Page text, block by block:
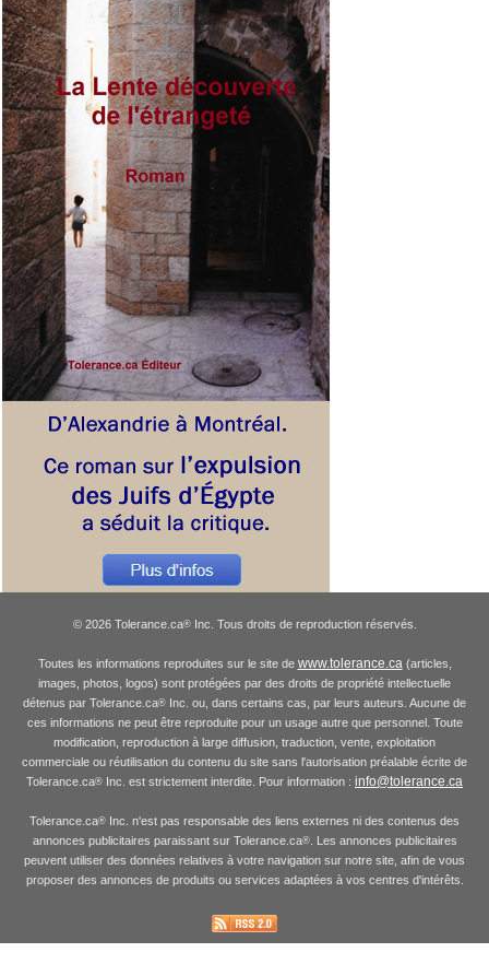
© 2026 Tolerance.ca®Inc. Tous droits de reproduction réservés.
Toutes les informations reproduites sur le site de www.tolerance.ca(articles,
images, photos, logos) sont protégées par des droits de propriété intellectuelle
détenus par Tolerance.ca® Inc. ou, dans certains cas, par leurs auteurs. Aucune de
ces informations ne peut être reproduite pour un usage autre que personnel. Toute
modification, reproduction à large diffusion, traduction, vente, exploitation
commerciale ou réutilisation du contenu du site sans l'autorisation préalable écrite de
Tolerance.ca® Inc. est strictement interdite. Pour information : info@tolerance.ca
Tolerance.ca® Inc. n'est pas responsable des liens externes ni des contenus des
annonces publicitaires paraissant sur Tolerance.ca®. Les annonces publicitaires
peuvent utiliser des données relatives à votre navigation sur notre site, afin de vous
proposer des annonces de produits ou services adaptées à vos centres d'intérêts.